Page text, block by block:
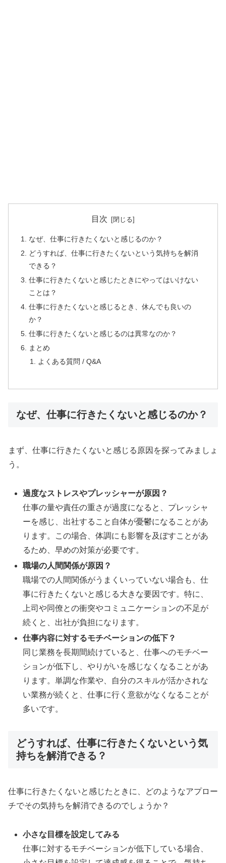
目次
なぜ、仕事に行きたくないと感じるのか？
どうすれば、仕事に行きたくないという気持ちを解消
できる？
仕事に行きたくないと感じたときにやってはいけない
ことは？
仕事に行きたくないと感じるとき、休んでも良いの
か？
仕事に行きたくないと感じるのは異常なのか？
まとめ
よくある質問 / Q&A
なぜ、仕事に行きたくないと感じるのか？
まず、仕事に行きたくないと感じる原因を探ってみましょ
う。
過度なストレスやプレッシャーが原因？
仕事の量や責任の重さが過度になると、プレッシャ
ーを感じ、出社すること自体が憂鬱になることがあ
ります。この場合、体調にも影響を及ぼすことがあ
るため、早めの対策が必要です。
職場の人間関係が原因？
職場での人間関係がうまくいっていない場合も、仕
事に行きたくないと感じる大きな要因です。特に、
上司や同僚との衝突やコミュニケーションの不足が
続くと、出社が負担になります。
仕事内容に対するモチベーションの低下？
同じ業務を長期間続けていると、仕事へのモチベー
ションが低下し、やりがいを感じなくなることがあ
ります。単調な作業や、自分のスキルが活かされな
い業務が続くと、仕事に行く意欲がなくなることが
多いです。
どうすれば、仕事に行きたくないという気
持ちを解消できる？
仕事に行きたくないと感じたときに、どのようなアプロー
チでその気持ちを解消できるのでしょうか？
小さな目標を設定してみる
仕事に対するモチベーションが低下している場合、